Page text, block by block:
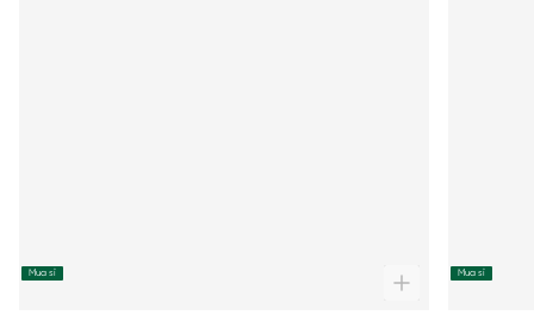
Mua sỉ Mua sỉ